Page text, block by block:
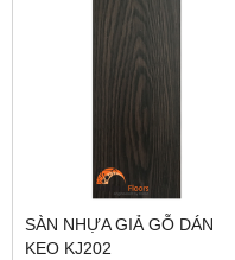
SÀN NHỰA GIẢ GỖ DÁN
KEO KJ202